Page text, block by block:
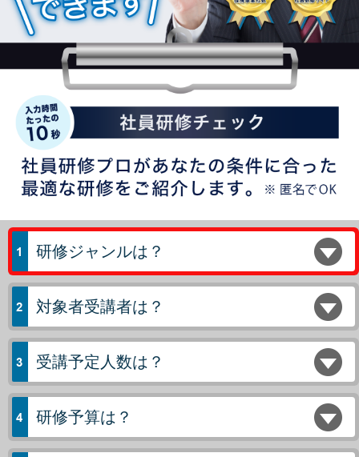
研修ジャンルは？
対象者受講者は？
受講予定人数は？
研修予算は？